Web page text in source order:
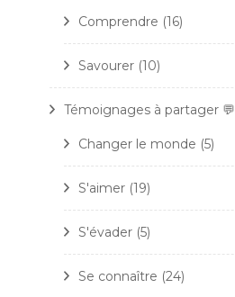
Comprendre (16)
Savourer (10)
Témoignages à partager 💬
Changer le monde (5)
S'aimer (19)
S'évader (5)
Se connaître (24)